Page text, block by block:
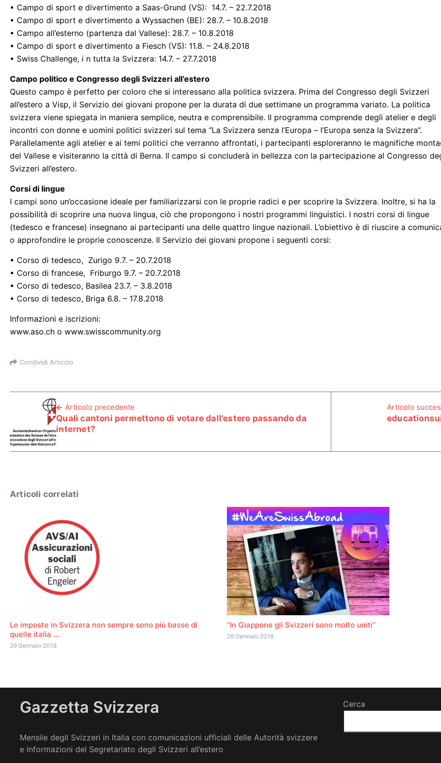
• Campo di sport e divertimento a Saas-Grund (VS): 14.7. – 22.7.2018
• Campo di sport e divertimento a Wyssachen (BE): 28.7. – 10.8.2018
• Campo all’esterno (partenza dal Vallese): 28.7. – 10.8.2018
• Campo di sport e divertimento a Fiesch (VS): 11.8. – 24.8.2018
• Swiss Challenge, i n tutta la Svizzera: 14.7. – 27.7.2018
Campo politico e Congresso degli Svizzeri all’estero
Questo campo è perfetto per coloro che si interessano alla politica svizzera. Prima del Congresso degli Svizzeri
all’estero a Visp, il Servizio dei giovani propone per la durata di due settimane un programma variato. La politica
svizzera viene spiegata in maniera semplice, neutra e comprensibile. Il programma comprende degli atelier e degli
incontri con donne e uomini politici svizzeri sul tema “La Svizzera senza l’Europa – l’Europa senza la Svizzera”.
Parallelamente agli atelier e ai temi politici che verranno affrontati, i partecipanti esploreranno le magnifiche
del Vallese e visiteranno la città di Berna. Il campo si concluderà in bellezza con la partecipazione al Congresso
Svizzeri all’estero.
Corsi di lingue
I campi sono un’occasione ideale per familiarizzarsi con le proprie radici e per scoprire la Svizzera. Inoltre, si ha la
possibilità di scoprire una nuova lingua, ciò che propongono i nostri programmi linguistici. I nostri corsi di lingue
(tedesco e francese) insegnano ai partecipanti una delle quattro lingue nazionali. L’obiettivo è di riuscire a
o approfondire le proprie conoscenze. Il Servizio dei giovani propone i seguenti corsi:
• Corso di tedesco, Zurigo 9.7. – 20.7.2018
• Corso di francese, Friburgo 9.7. – 20.7.2018
• Corso di tedesco, Basilea 23.7. – 3.8.2018
• Corso di tedesco, Briga 6.8. – 17.8.2018
Informazioni e iscrizioni:
www.aso.ch o www.swisscommunity.org
Condividi Articolo
Articolo precedente
Quali cantoni permettono di votare dall’estero passando da
internet?
Articolo
Articoli correlati
Le imposte in Svizzera non sempre sono più basse di
quelle italia ...
29 Gennaio 2018
“In Giappone gli Svizzeri sono molto uniti”
28 Gennaio 2018
Gazzetta Svizzera
Mensile degli Svizzeri in Italia con comunicazioni ufficiali delle Autorità svizzere
e informazioni del Segretariato degli Svizzeri all’estero
Cerca